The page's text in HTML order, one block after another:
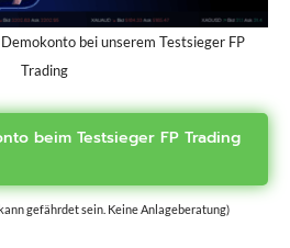
bei unserem Testsieger FP
Trading
beim Testsieger FP Trading
gefährdet sein. Keine Anlageberatung)